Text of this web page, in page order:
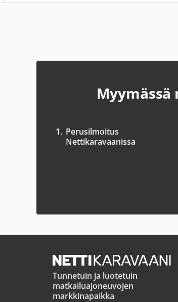
1. Perusilmoitus
Nettikaravaanissa
Tunnetuin ja luotetuin
matkailuajoneuvojen
markkinapaikka